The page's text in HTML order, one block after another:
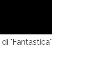
"Fantastica"